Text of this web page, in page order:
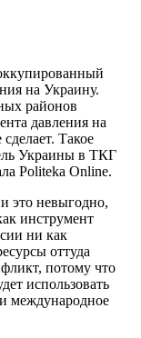
на Украину.
районов
давления на
Такое
Украины в ТКГ
Politeka Online.
это невыгодно,
инструмент
ни как
оттуда
потому что
использовать
международное